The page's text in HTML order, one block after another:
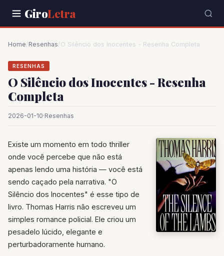
GiroLetra
Home/Resenhas/O Silêncio dos Inocentes - Resenha Completa
RESENHAS
O Silêncio dos Inocentes - Resenha
Completa
2026-01-10·Resenhas
Existe um momento em todo thriller
onde você percebe que não está
apenas lendo uma história — você está
sendo caçado pela narrativa. "O
Silêncio dos Inocentes" é esse tipo de
livro. Thomas Harris não escreveu um
simples romance policial. Ele criou um
pesadelo lúcido, elegante e
perturbadoramente humano.